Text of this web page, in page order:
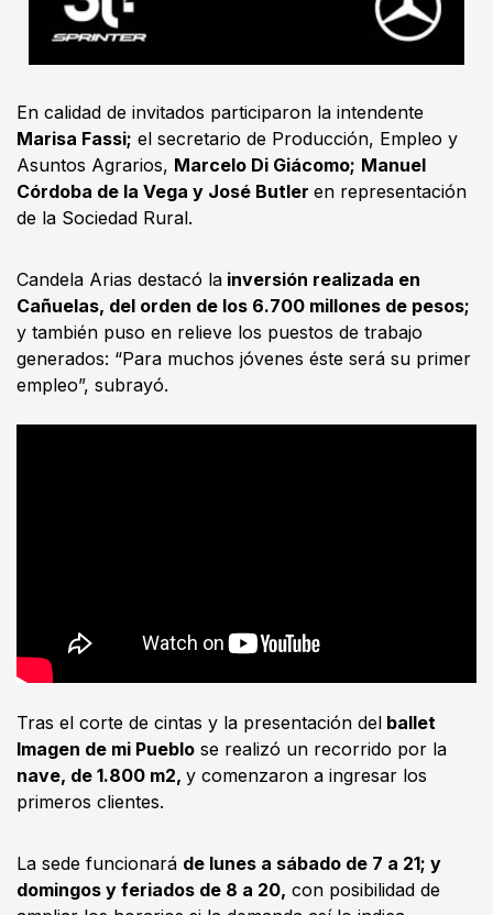
En calidad de invitados participaron la intendente
Marisa Fassi; el secretario de Producción, Empleo y
Asuntos Agrarios, Marcelo Di Giácomo; Manuel
Córdoba de la Vega y José Butler en representación
de la Sociedad Rural.
Candela Arias destacó la inversión realizada en
Cañuelas, del orden de los 6.700 millones de pesos;
y también puso en relieve los puestos de trabajo
generados: “Para muchos jóvenes éste será su primer
empleo”, subrayó.
Tras el corte de cintas y la presentación del ballet
Imagen de mi Pueblo se realizó un recorrido por la
nave, de 1.800 m2, y comenzaron a ingresar los
primeros clientes.
La sede funcionará de lunes a sábado de 7 a 21; y
domingos y feriados de 8 a 20, con posibilidad de